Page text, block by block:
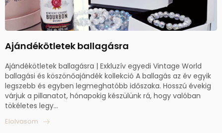
Ajándékötletek ballagásra
Ajándékötletek ballagásra | Exkluzív egyedi Vintage World
ballagási és köszönőajándék kollekció A ballagás az év egyik
legszebb és egyben legmeghatóbb időszaka. Hosszú évekig
várjuk a pillanatot, hónapokig készülünk rá, hogy valóban
tökéletes legy...
Elolvasom